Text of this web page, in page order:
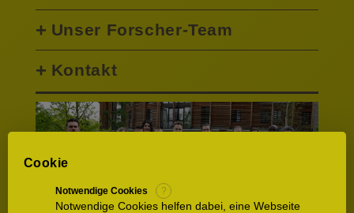
Unser Forscher-Team
Kontakt
Cookie
Notwendige Cookies ?
Notwendige Cookies helfen dabei, eine Webseite